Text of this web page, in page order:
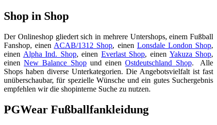
Shop in Shop
Der Onlineshop gliedert sich in mehrere Untershops, einem Fußball
Fanshop, einen ACAB/1312 Shop, einen Lonsdale London Shop,
einen Alpha Ind. Shop, einen Everlast Shop, einen Yakuza Shop,
einenNew Balance Shopund einenOstdeutschland Shop. Alle
Shops haben diverse Unterkategorien. Die Angebotsvielfalt ist fast
unüberschaubar, für spezielle Wünsche und ein gutes Suchergebnis
empfehlen wir die shopinterne Suche zu nutzen.
PGWear Fußballfankleidung